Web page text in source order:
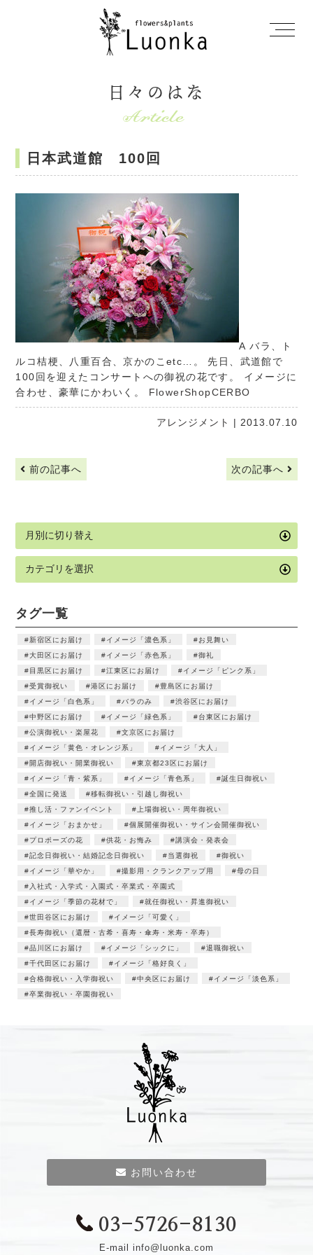
日々のはな
日本武道館 100回
A バラ、ト
ルコ桔梗、八重百合、京かのこetc…。 先日、武道館で
100回を迎えたコンサートへの御祝の花です。 イメージに
合わせ、豪華にかわいく。 FlowerShopCERBO
アレンジメント | 2013.07.10
前の記事へ 次の記事へ
タグ一覧
新宿区にお届け イメージ「濃色系」
お見舞い
大田区にお届け
イメージ「赤色系」
御礼
目黒区にお届け
江東区にお届け
イメージ「ピンク系」
受賞御祝い
港区にお届け
豊島区にお届け
イメージ「白色系」
バラのみ
渋谷区にお届け
中野区にお届け
イメージ「緑色系」
台東区にお届け
公演御祝い・楽屋花
文京区にお届け
イメージ「黄色・オレンジ系」
イメージ「大人」
開店御祝い・開業御祝い
東京都23区にお届け
イメージ「青・紫系」
イメージ「青色系」
誕生日御祝い
全国に発送
移転御祝い・引越し御祝い
推し活・ファンイベント
上場御祝い・周年御祝い
イメージ「おまかせ」
個展開催御祝い・サイン会開催御祝い
プロポーズの花
供花・お悔み
講演会・発表会
記念日御祝い・結婚記念日御祝い
当選御祝
御祝い
イメージ「華やか」
撮影用・クランクアップ用
母の日
入社式・入学式・入園式・卒業式・卒園式
イメージ「季節の花材で」
就任御祝い・昇進御祝い
世田谷区にお届け
イメージ「可愛く」
長寿御祝い（還暦・古希・喜寿・傘寿・米寿・卒寿）
品川区にお届け
イメージ「シックに」
退職御祝い
千代田区にお届け
イメージ「格好良く」
合格御祝い・入学御祝い
中央区にお届け
イメージ「淡色系」
卒業御祝い・卒園御祝い
お問い合わせ
03-5726-8130
E-mail info@luonka.com